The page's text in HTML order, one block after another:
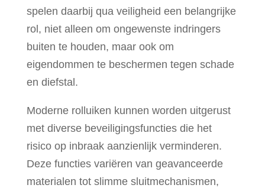
spelen daarbij qua veiligheid een belangrijke
rol, niet alleen om ongewenste indringers
buiten te houden, maar ook om
eigendommen te beschermen tegen schade
en diefstal.
Moderne rolluiken kunnen worden uitgerust
met diverse beveiligingsfuncties die het
risico op inbraak aanzienlijk verminderen.
Deze functies variëren van geavanceerde
materialen tot slimme sluitmechanismen,